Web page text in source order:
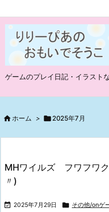
ゲームのプレイ日記・イラスト
ホーム > 2025年7月
MHワイルズ フワフワ
〃)
 2025年7月29日  その他/onゲ